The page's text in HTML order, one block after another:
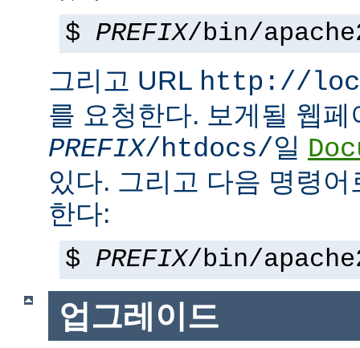
$ PREFIX/bin/
그리고 URL http://
를 요청한다. 보게될 웹
PREFIX/htdocs/일
있다. 그리고 다음 명령
한다:
$ PREFIX/bin/
업그레이드